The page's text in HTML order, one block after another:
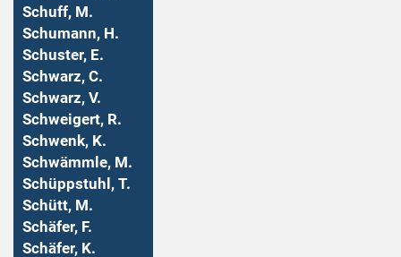
Schuff, M.
Schumann, H.
Schuster, E.
Schwarz, C.
Schwarz, V.
Schweigert, R.
Schwenk, K.
Schwämmle, M.
Schüppstuhl, T.
Schütt, M.
Schäfer, F.
Schäfer, K.